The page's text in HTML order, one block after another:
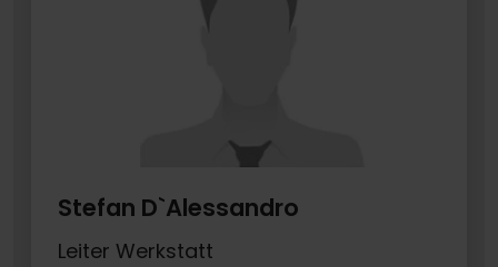
Stefan D`Alessandro
Leiter Werkstatt